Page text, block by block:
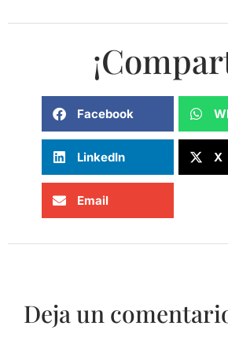
Facebook
LinkedIn X
Email
Deja un